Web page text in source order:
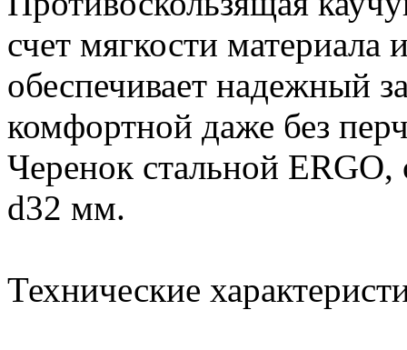
счет мягкости
обеспечивает надежный
комфортной даже без
Черенок стальной
d32 мм.
Технические